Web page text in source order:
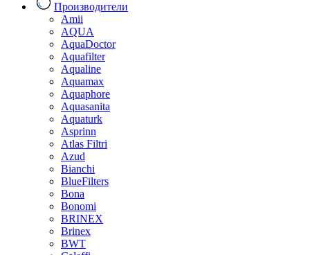
Производители
Amii
AQUA
AquaDoctor
Aquafilter
Aqualine
Aquamax
Aquaphore
Aquasanita
Aquaturk
Asprinn
Atlas Filtri
Azud
Bianchi
BlueFilters
Bona
Bonomi
BRINEX
Brinex
BWT